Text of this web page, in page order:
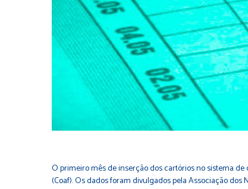
O primeiro mês de inserção dos cartórios no sistema
(Coaf). Os dados foram divulgados pela Associação dos